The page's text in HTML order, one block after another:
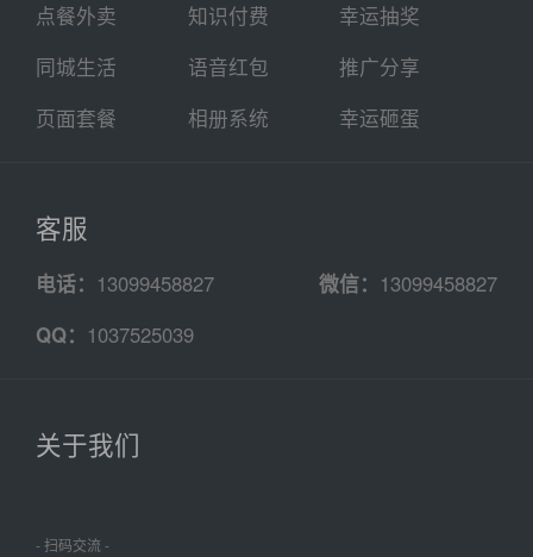
点餐外卖
同城生活
页面套餐
知识付费
语音红包
相册系统
幸运抽奖
推广分享
幸运砸蛋
客服
电话： 13099458827 微信： 13099458827
QQ： 1037525039
关于我们
- 扫码交流 -